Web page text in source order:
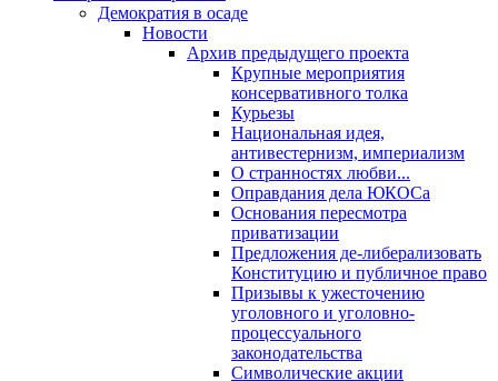
Демократия в осаде
Новости
Архив предыдущего проекта
Крупные мероприятия
консервативного толка
Курьезы
Национальная идея,
антивестернизм, империализм
О странностях любви...
Оправдания дела ЮКОСа
Основания пересмотра
приватизации
Предложения де-либерализовать
Конституцию и публичное право
Призывы к ужесточению
уголовного и уголовно-
процессуального
законодательства
Символические акции